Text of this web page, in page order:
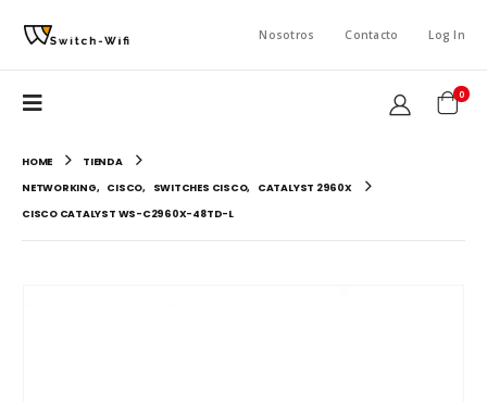
Nosotros Contacto Log In
0
HOME
TIENDA
NETWORKING, CISCO, SWITCHES CISCO,
CATALYST 2960X
CISCO CATALYST WS-C2960X-48TD-L